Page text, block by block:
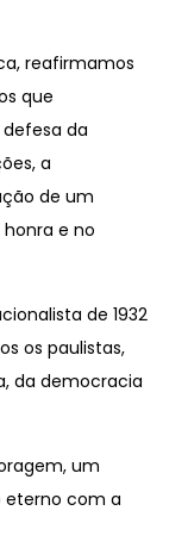
reafirmamos
que
da
a
de um
e no
de 1932
os paulistas,
da democracia
um
eterno com a